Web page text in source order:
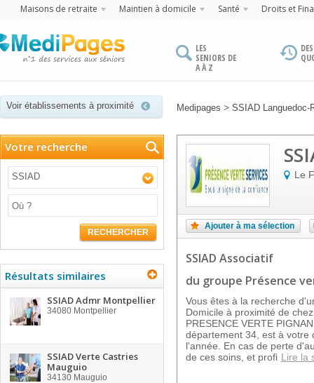
Maisons de retraite Maintien à domicile Santé Droits et
LES
SENIORS DE
A À Z
Voir établissements à proximité Medipages > SSIAD Languedoc-
Votre recherche
SSIAD
RECHERCHER
Résultats similaires
SSIAD Admr Montpellier
34080 Montpellier
SSIAD Verte Castries
Mauguio
34130 Mauguio
Le
Ajouter à ma sélection
SSIAD Associatif
du groupe Présence
Vous êtes à la recherche
Domicile à proximité de
PRESENCE VERTE
département 34, est à votre
l'année. En cas de perte
de ces soins, et profi Lire la